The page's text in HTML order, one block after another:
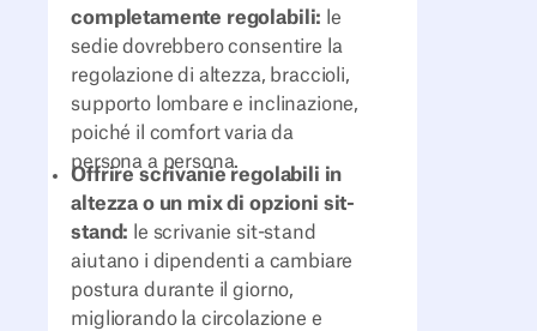
completamente regolabili: le
sedie dovrebbero consentire la
regolazione di altezza, braccioli,
supporto lombare e inclinazione,
poiché il comfort varia da
persona a persona.
Offrire scrivanie regolabili in
altezza o un mix di opzioni sit-
stand: le scrivanie sit-stand
aiutano i dipendenti a cambiare
postura durante il giorno,
migliorando la circolazione e